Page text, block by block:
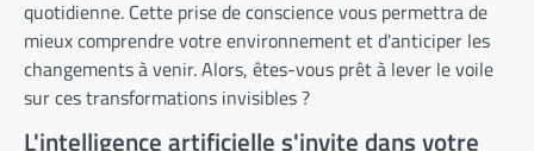
quotidienne. Cette prise de conscience vous permettra de
mieux comprendre votre environnement et d'anticiper les
changements à venir. Alors, êtes-vous prêt à lever le voile
sur ces transformations invisibles ?
L'intelligence artificielle s'invite dans votre